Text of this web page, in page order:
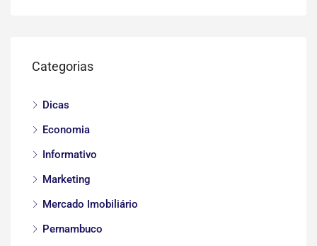
Categorias
Dicas
Economia
Informativo
Marketing
Mercado Imobiliário
Pernambuco